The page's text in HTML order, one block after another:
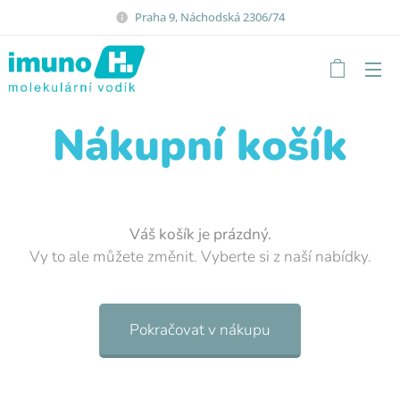
Praha 9, Náchodská 2306/74
Nákupní košík
Váš košík je prázdný.
Vy to ale můžete změnit. Vyberte si z naší nabídky.
Pokračovat v nákupu